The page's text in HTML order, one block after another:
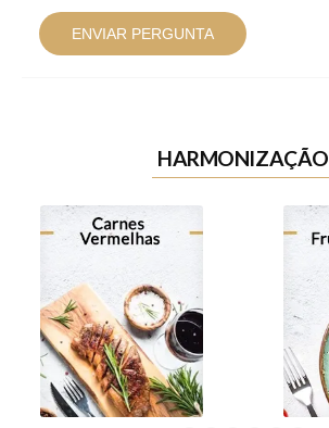
ENVIAR PERGUNTA
HARMONIZAÇÃO